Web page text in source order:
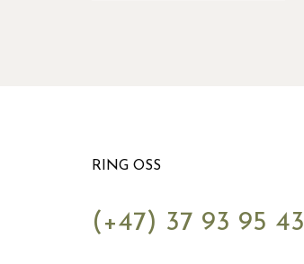
RING OSS
(+47) 37 93 95 43